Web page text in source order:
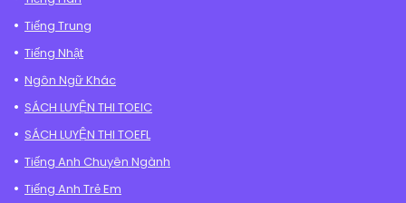
Tiếng Trung
Tiếng Nhật
Ngôn Ngữ Khác
SÁCH LUYỆN THI TOEIC
SÁCH LUYỆN THI TOEFL
Tiếng Anh Chuyên Ngành
Tiếng Anh Trẻ Em